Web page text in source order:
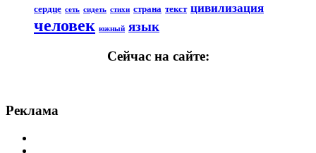
сердце сеть сидеть стихи страна текст цивилизация
человек южный язык
Сейчас на сайте:
Реклама